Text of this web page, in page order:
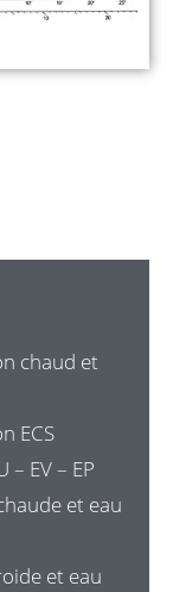
chaud et
ECS
EV – EP
et eau
et eau